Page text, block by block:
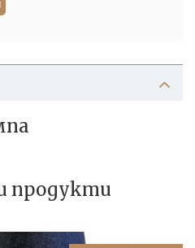
продукти